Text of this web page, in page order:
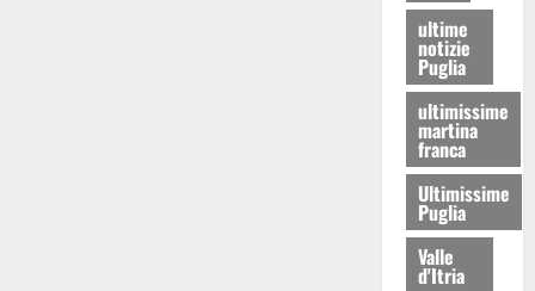
ultime
notizie
Puglia
ultimissime
martina
franca
Ultimissime
Puglia
Valle
d'Itria